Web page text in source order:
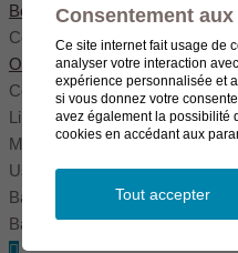
Boxed
Wide Fullwide
Color scheme
Original Blue Green
Color settings
Link color
Menu color
User color
Background pattern
Background image
Consentement
Ce site internet fait usage de
analyser votre interaction
expérience personnalisée et
si vous donnez votre
avez également la possibilité
cookies en accédant aux
Tout accepter